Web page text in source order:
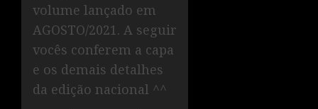
volume lançado em
AGOSTO/2021. A seguir
vocês conferem a capa
e os demais detalhes
da edição nacional ^^